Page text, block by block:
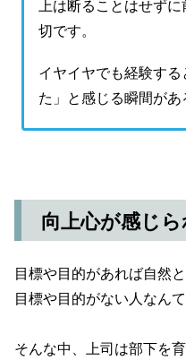
上は断ることはせず
切です。
イヤイヤでも経験す
た」と感じる瞬間があ
向上心が感じ
目標や目的があれば自然
目標や目的がない人なん
そんな中、上司は部下を